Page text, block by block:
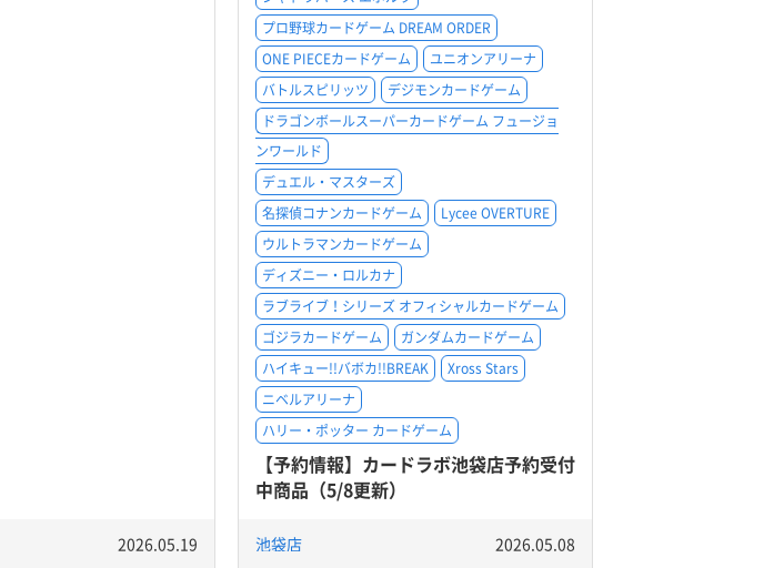
2026.05.19
プロ野球カードゲーム DREAM ORDER
ONE PIECEカードゲーム
ユニオンアリーナ
バトルスピリッツ
デジモンカードゲーム
ドラゴンボールスーパーカードゲーム フュージョ
ンワールド
デュエル・マスターズ
名探偵コナンカードゲーム
Lycee OVERTURE
ウルトラマンカードゲーム
ディズニー・ロルカナ
ラブライブ！シリーズ オフィシャルカードゲーム
ゴジラカードゲーム
ガンダムカードゲーム
ハイキュー!!バボカ!!BREAK
Xross Stars
ニベルアリーナ
ハリー・ポッター カードゲーム
【予約情報】カードラボ池袋店予約受付
中商品（5/8更新）
池袋店 2026.05.08